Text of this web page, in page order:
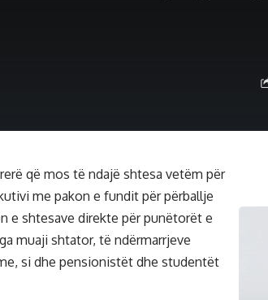
që mos të ndajë shtesa vetëm për
me pakon e fundit për përballje
e shtesave direkte për punëtorët e
muaji shtator, të ndërmarrjeve
si dhe pensionistët dhe studentët